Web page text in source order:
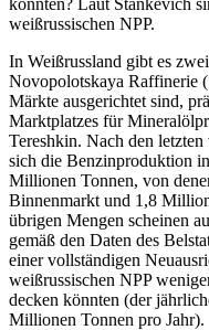
weißrussischen NPP.
In Weißrussland gibt es
Novopolotskaya Raffinerie
Märkte ausgerichtet sind,
Marktplatzes für
Tereshkin. Nach den
sich die Benzinproduktion
Millionen Tonnen, von
Binnenmarkt und 1,8
übrigen Mengen scheinen
gemäß den Daten des
einer vollständigen
weißrussischen NPP
decken könnten (der
Millionen Tonnen pro Jahr).